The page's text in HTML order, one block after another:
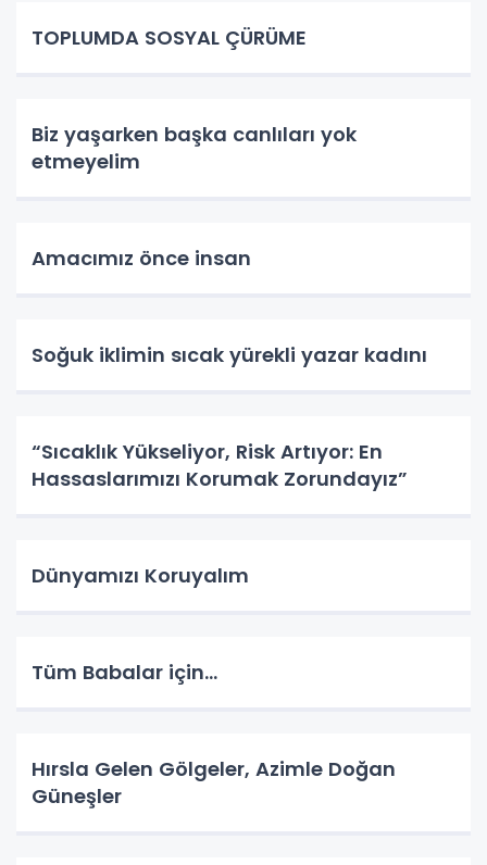
TOPLUMDA SOSYAL ÇÜRÜME
Biz yaşarken başka canlıları yok
etmeyelim
Amacımız önce insan
Soğuk iklimin sıcak yürekli yazar kadını
“Sıcaklık Yükseliyor, Risk Artıyor: En
Hassaslarımızı Korumak Zorundayız”
Dünyamızı Koruyalım
Tüm Babalar için...
Hırsla Gelen Gölgeler, Azimle Doğan
Güneşler